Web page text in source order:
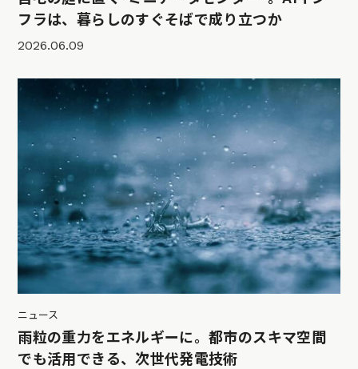
フラは、暮らしのすぐそばで成り立つか
2026.06.09
ニュース
雨粒の重力をエネルギーに。都市のスキマ空間
でも活用できる、次世代発電技術